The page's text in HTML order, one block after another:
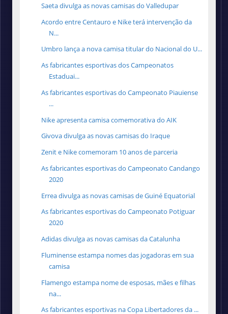
Saeta divulga as novas camisas do Valledupar
Acordo entre Centauro e Nike terá intervenção da
N...
Umbro lança a nova camisa titular do Nacional do U...
As fabricantes esportivas dos Campeonatos
Estaduai...
As fabricantes esportivas do Campeonato Piauiense
...
Nike apresenta camisa comemorativa do AIK
Givova divulga as novas camisas do Iraque
Zenit e Nike comemoram 10 anos de parceria
As fabricantes esportivas do Campeonato Candango
2020
Errea divulga as novas camisas de Guiné Equatorial
As fabricantes esportivas do Campeonato Potiguar
2020
Adidas divulga as novas camisas da Catalunha
Fluminense estampa nomes das jogadoras em sua
camisa
Flamengo estampa nome de esposas, mães e filhas
na...
As fabricantes esportivas na Copa Libertadores da ...